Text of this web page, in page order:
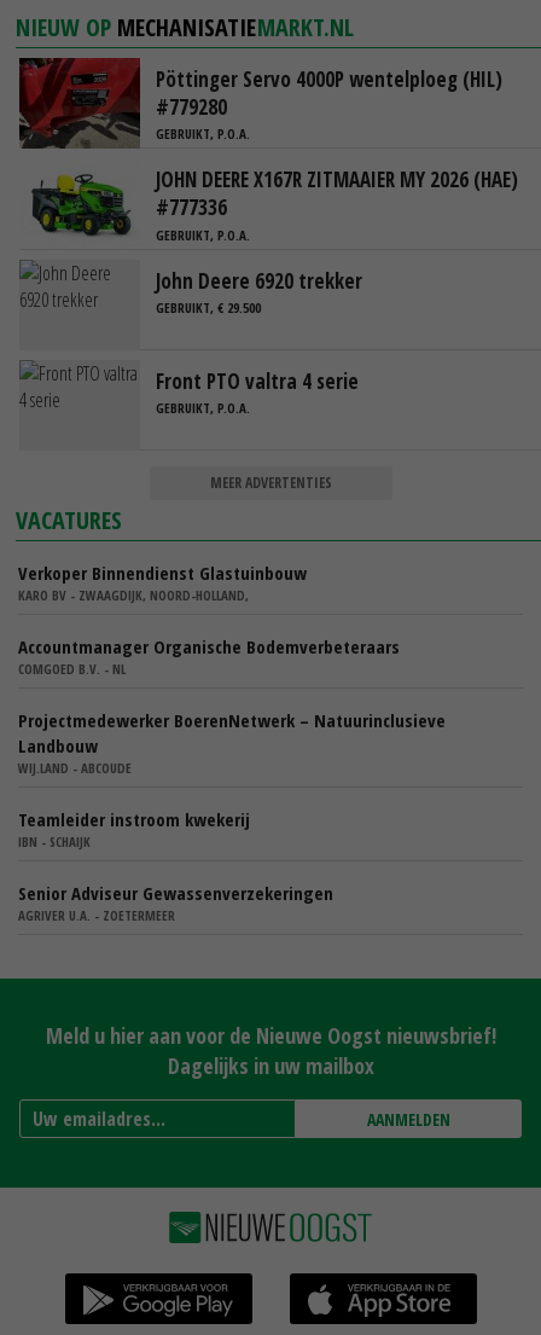
NIEUW OP MECHANISATIEMARKT.NL
Pöttinger Servo 4000P wentelploeg (HIL)
#779280
GEBRUIKT, P.O.A.
JOHN DEERE X167R ZITMAAIER MY 2026 (HAE)
#777336
GEBRUIKT, P.O.A.
John Deere 6920 trekker
GEBRUIKT, € 29.500
Front PTO valtra 4 serie
GEBRUIKT, P.O.A.
MEER ADVERTENTIES
VACATURES
Verkoper Binnendienst Glastuinbouw
KARO BV - ZWAAGDIJK, NOORD-HOLLAND,
Accountmanager Organische Bodemverbeteraars
COMGOED B.V. - NL
Projectmedewerker BoerenNetwerk – Natuurinclusieve
Landbouw
WIJ.LAND - ABCOUDE
Teamleider instroom kwekerij
IBN - SCHAIJK
Senior Adviseur Gewassenverzekeringen
AGRIVER U.A. - ZOETERMEER
Meld u hier aan voor de Nieuwe Oogst nieuwsbrief!
Dagelijks in uw mailbox
AANMELDEN